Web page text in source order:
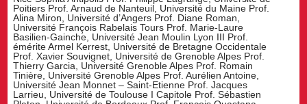
Poitiers Prof. Arnaud de Nanteuil, Université du Maine Prof.
Alina Miron, Université d’Angers Prof. Diane Roman,
Université François Rabelais Tours Prof. Marie-Laure
Basilien-Gainche, Université Jean Moulin Lyon III Prof.
émérite Armel Kerrest, Université de Bretagne Occidentale
Prof. Xavier Souvignet, Université de Grenoble Alpes Prof.
Thierry Garcia, Université Grenoble Alpes Prof. Romain
Tinière, Université Grenoble Alpes Prof. Aurélien Antoine,
Université Jean Monnet – Saint-Etienne Prof. Jacques
Larrieu, Université de Toulouse I Capitole Prof. Sébastien